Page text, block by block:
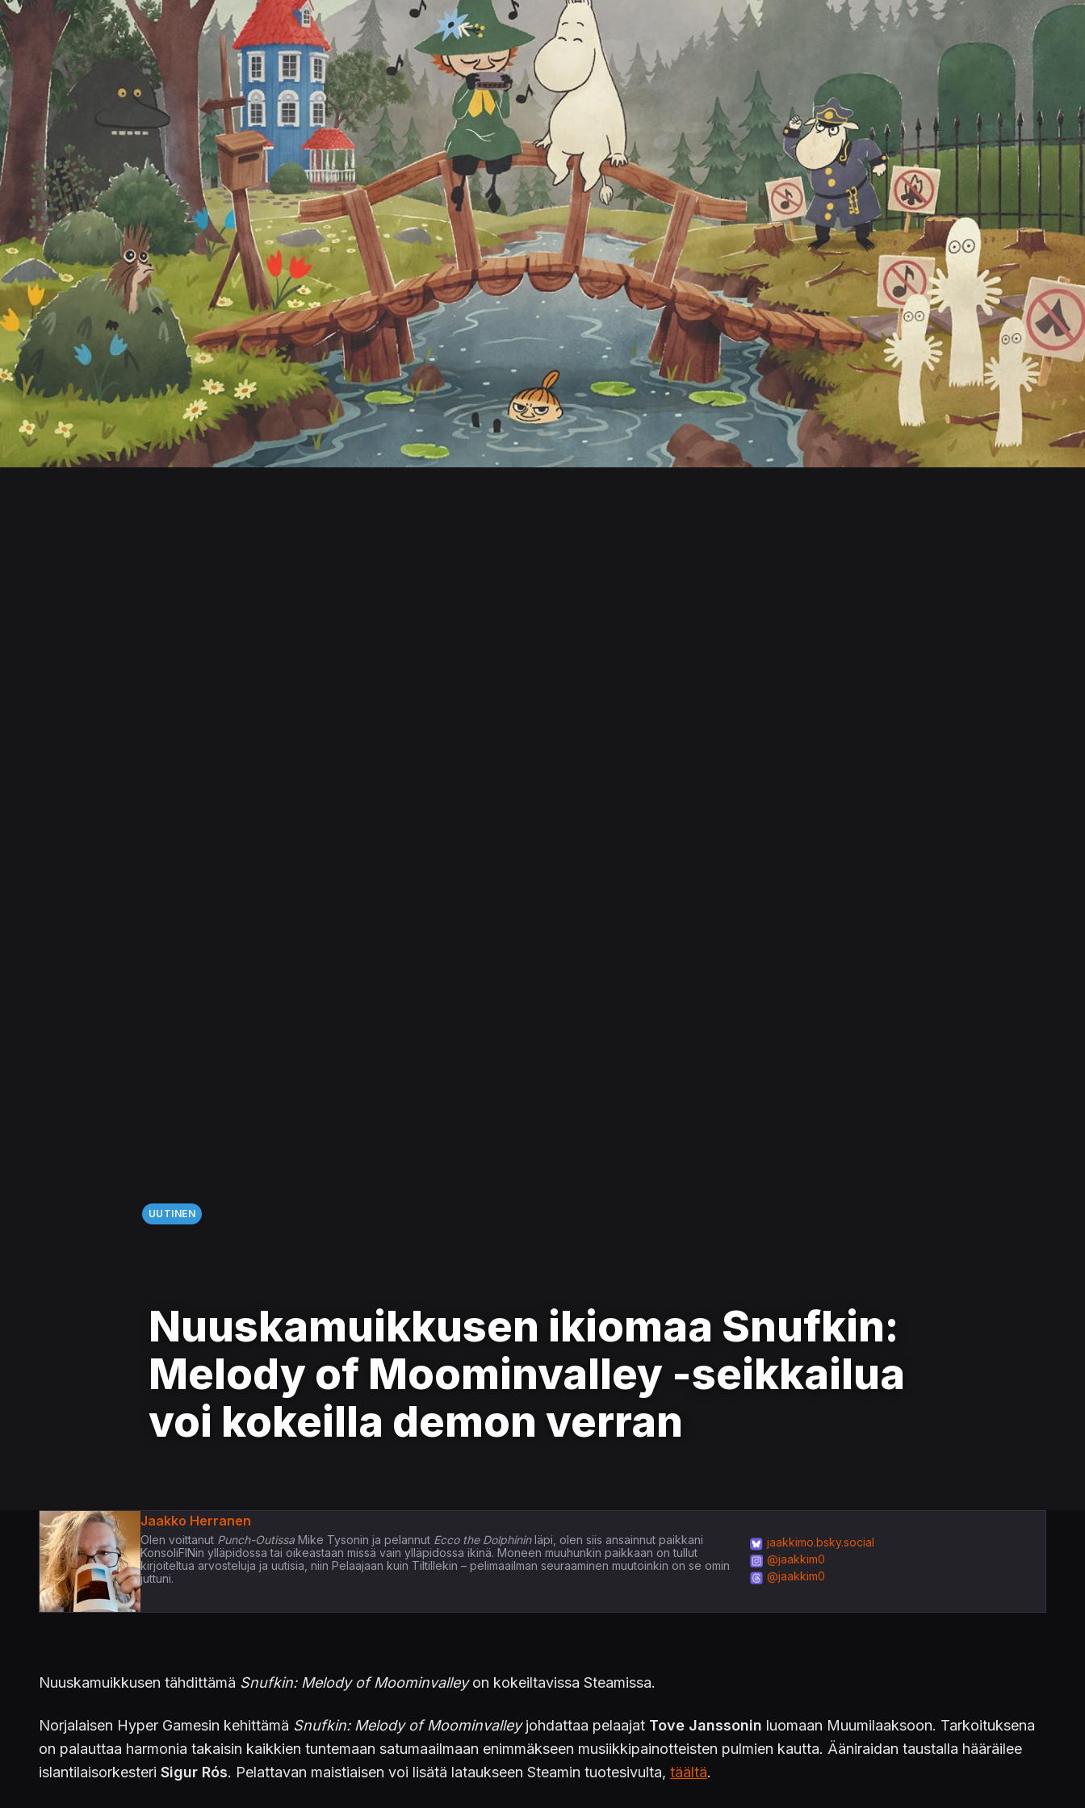
UUTINEN
Nuuskamuikkusen ikiomaa Snufkin:
Melody of Moominvalley -seikkailua
voi kokeilla demon verran
Jaakko Herranen
Olen voittanut Punch-Outissa Mike Tysonin ja pelannut Ecco the Dolphininläpi, olen siis ansainnut paikkani
KonsoliFINin ylläpidossa tai oikeastaan missä vain ylläpidossa ikinä. Moneen muuhunkin paikkaan on tullut
kirjoiteltua arvosteluja ja uutisia, niin Pelaajaan kuin Tiltillekin – pelimaailman seuraaminen muutoinkin on se omin
juttuni.
jaakkimo.bsky.social
@jaakkim0
@jaakkim0
Nuuskamuikkusen tähdittämä Snufkin: Melody of Moominvalleyon kokeiltavissa Steamissa.
Norjalaisen Hyper Gamesin kehittämä Snufkin: Melody of Moominvalleyjohdattaa pelaajat Tove Janssonin luomaan Muumilaaksoon. Tarkoituksena
on palauttaa harmonia takaisin kaikkien tuntemaan satumaailmaan enimmäkseen musiikkipainotteisten pulmien kautta. Ääniraidan taustalla hääräilee
islantilaisorkesteri Sigur Rós. Pelattavan maistiaisen voi lisätä lataukseen Steamin tuotesivulta, täältä.